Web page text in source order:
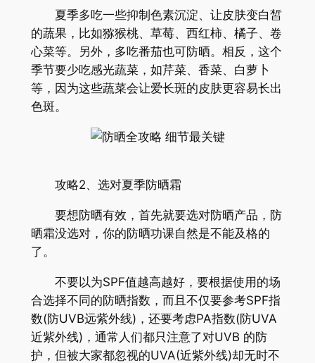
夏季多吃一些抑制色素沉淀、让皮肤变白皙
的蔬果，比如猕猴桃、草莓、西红柿、橘子、卷
心菜等。另外，多吃番茄也可防晒。相反，这个
季节要少吃感光蔬菜，如芹菜、香菜、白萝卜
等，因为这些蔬菜会让爱长斑的皮肤更容易长出
色斑。
攻略2、选对夏季防晒霜
要想防晒有效，首先就要选对防晒产品，防
晒霜没选对，你的防晒功课自然是不能及格的
了。
不要以为SPF值越高越好，要根据使用的场
合选择不同的防晒指数，而且不仅要参考SPF指
数(防UVB远紫外线)，还要考虑PA指数(防UVA
近紫外线)，通常人们都只注意了对UVB 的防
护，但被大家都忽视的UVA(近紫外线)却无时不